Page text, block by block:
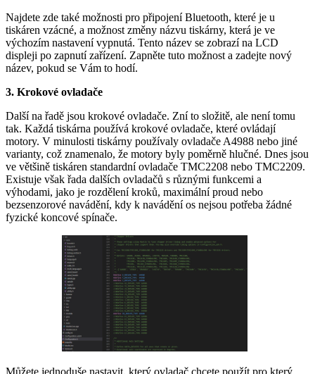
Najdete zde také možnosti pro připojení Bluetooth, které je u
tiskáren vzácné, a možnost změny názvu tiskárny, která je ve
výchozím nastavení vypnutá. Tento název se zobrazí na LCD
displeji po zapnutí zařízení. Zapněte tuto možnost a zadejte nový
název, pokud se Vám to hodí.
3. Krokové ovladače
Další na řadě jsou krokové ovladače. Zní to složitě, ale není tomu
tak. Každá tiskárna používá krokové ovladače, které ovládají
motory. V minulosti tiskárny používaly ovladače A4988 nebo jiné
varianty, což znamenalo, že motory byly poměrně hlučné. Dnes jsou
ve většině tiskáren standardní ovladače TMC2208 nebo TMC2209.
Existuje však řada dalších ovladačů s různými funkcemi a
výhodami, jako je rozdělení kroků, maximální proud nebo
bezsenzorové navádění, kdy k navádění os nejsou potřeba žádné
fyzické koncové spínače.
Můžete jednoduše nastavit, který ovladač chcete použít pro který